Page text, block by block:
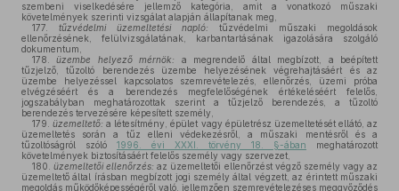
szembeni viselkedésére jellemző kategória, amit a vonatkozó műszaki
követelmények szerinti vizsgálat alapján állapítanak meg,
177.
tűzvédelmi üzemeltetési napló: tűzvédelmi műszaki megoldások
ellenőrzésének, felülvizsgálatának, karbantartásának igazolására szolgáló
dokumentum,
178.
üzembe helyező mérnök:
a megrendelő által megbízott, a beépített
tűzjelző, tűzoltó berendezés üzembe helyezésének végrehajtásáért és az
üzembe helyezéssel kapcsolatos szemrevételezés, ellenőrzés, üzemi próba
elvégzéséért és a berendezés megfelelőségének értékeléséért felelős,
jogszabályban meghatározottak szerint a tűzjelző berendezés, a tűzoltó
berendezés tervezésére képesített személy,
179. üzemeltető: a létesítmény, épület vagy épületrész üzemeltetését ellátó, az
üzemeltetés során a tűz elleni védekezésről, a műszaki mentésről és a
tűzoltóságról szóló 1996. évi XXXI. törvény 18. §-ában meghatározott
követelmények biztosításáért felelős személy vagy szervezet,
180. üzemeltetői ellenőrzés: az üzemeltetői ellenőrzést végző személy vagy az
üzemeltető által írásban megbízott jogi személy által végzett, az érintett műszaki
megoldás működőképességéről való, jellemzően szemrevételezéses meggyőződés